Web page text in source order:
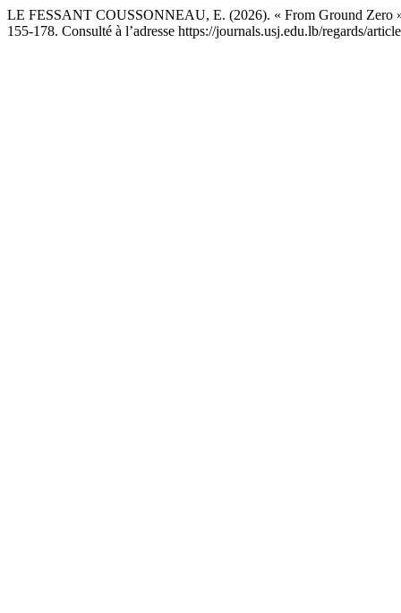
LE FESSANT COUSSONNEAU, E. (2026). « From Ground Zero
155-178. Consulté à l’adresse https://journals.usj.edu.lb/regards/